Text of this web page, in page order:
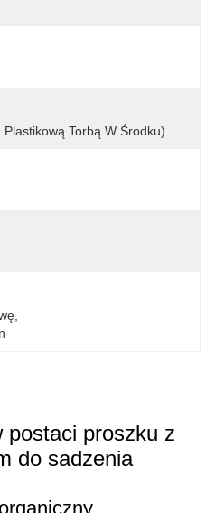
Torbą W Środku)
postaci proszku z
do sadzenia